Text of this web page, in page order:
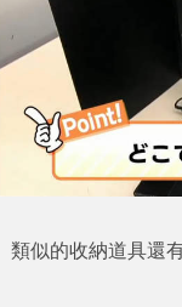
類似的收納道具還